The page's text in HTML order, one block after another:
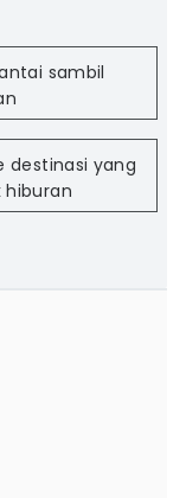
sambil
destinasi yang
hiburan